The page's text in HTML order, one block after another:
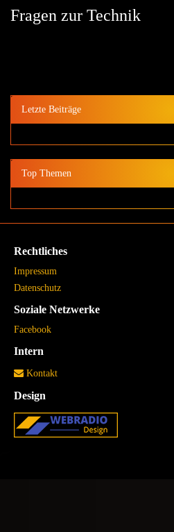
Fragen zur Technik
Letzte Beiträge
Top Themen
Rechtliches
Impressum
Datenschutz
Soziale Netzwerke
Facebook
Intern
Kontakt
Design